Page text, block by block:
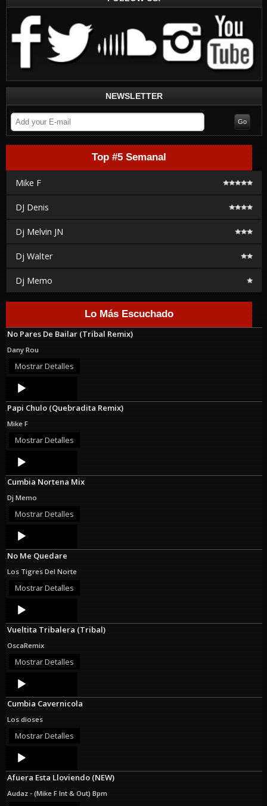
NEWSLETTER
Top #5 Semanal
Mike F
DJ Denis
Dj Melvin JN
Dj Walter
Dj Memo
Lo Más Escuchado
No Pares De Bailar (Tribal Remix)
Dany Rou
Mostrar Detalles
Audio
Player
Papi Chulo (Quebradita Remix)
Mike F
Mostrar Detalles
Audio
Player
Cumbia Nortena Mix
Dj Memo
Mostrar Detalles
Audio
Player
No Me Quedare
Los Tigres Del Norte
Mostrar Detalles
Audio
Player
Vueltita Tribalera (Tribal)
OscaRemix
Mostrar Detalles
Audio
Player
Cumbia Cavernicola
Los dioses
Mostrar Detalles
Audio
Player
Afuera Esta Lloviendo (NEW)
Audaz - (Mike F Int & Out) Bpm